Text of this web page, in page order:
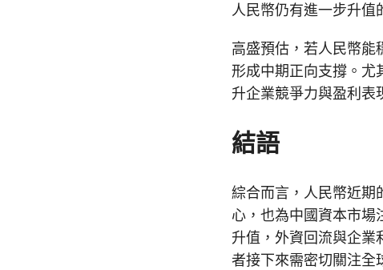
人民幣仍有進一步升值
高盛預估，若人民幣能
形成中期正向支撐。尤
升企業競爭力與盈利表
結語
綜合而言，人民幣近期
心，也為中國資本市場
升值，外資回流與企業
者接下來需密切關注全